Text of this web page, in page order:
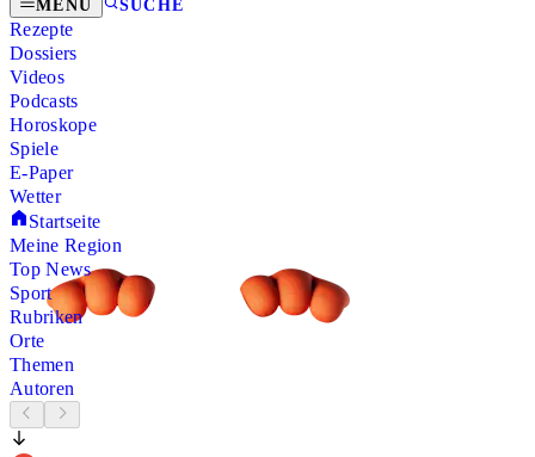
MENÜ SUCHE
Rezepte
Dossiers
Videos
Podcasts
Horoskope
Spiele
E-Paper
Wetter
Startseite
Meine Region
Top News
Sport
Rubriken
Orte
Themen
Autoren